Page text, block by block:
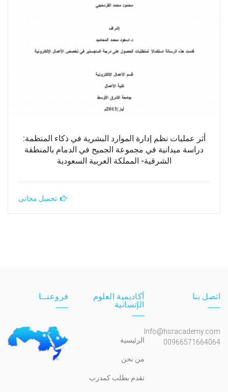
أثر عمليات نظم إدارة الموارد البشرية في ذكاء المنظمة:
دراسة ميدانية في مجموعة الجميح في الدمام بالمنطقة
الشرقية- المملكة العربية السعودية
تحميل مجاني
اتصل بنا
Info@hsracademy.com
00966571664064
أكاديمية العلوم
الإنسانية
الرئيسية
من نحن
تقدم بطلب كمدرب
فروعنــا